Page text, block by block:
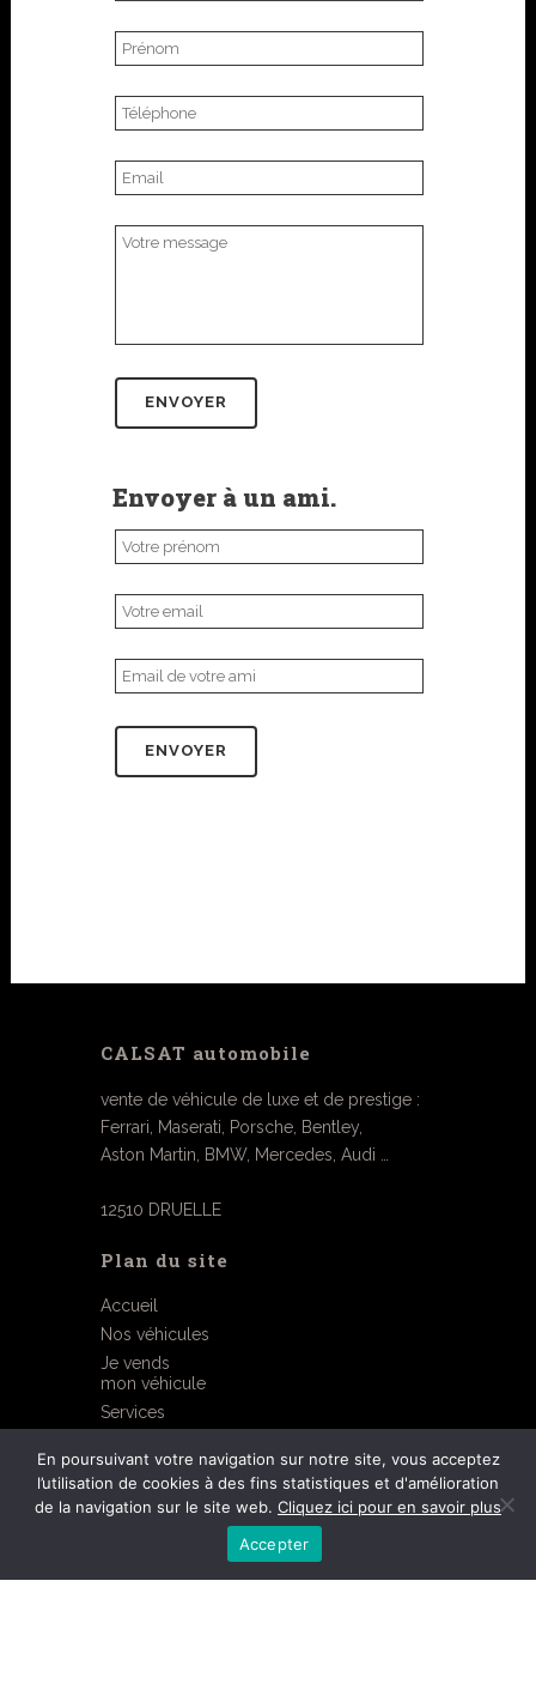
Envoyer à un ami.
CALSAT automobile
vente de véhicule de luxe et de prestige :
Ferrari, Maserati, Porsche, Bentley,
Aston Martin, BMW, Mercedes, Audi …
12510 DRUELLE
Plan du site
Accueil
Nos véhicules
Je vends
mon véhicule
Services
Mentions légales
©2026 réalisé par OGI
06 07 75 43 12
En poursuivant votre navigation sur notre site, vous acceptez
l’utilisation de cookies à des fins statistiques et d'amélioration
de la navigation sur le site web. Cliquez ici pour en savoir plus
Accepter